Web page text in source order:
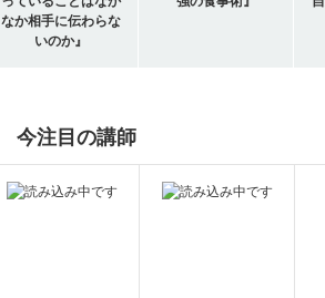
なか相手に伝わらな
いのか』
今注目の講師